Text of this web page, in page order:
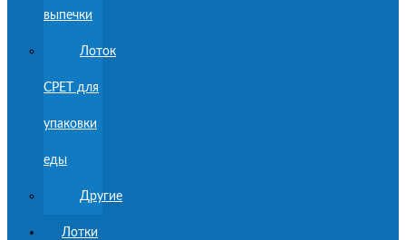
выпечки
Лоток
CPET для
упаковки
еды
Другие
Лотки